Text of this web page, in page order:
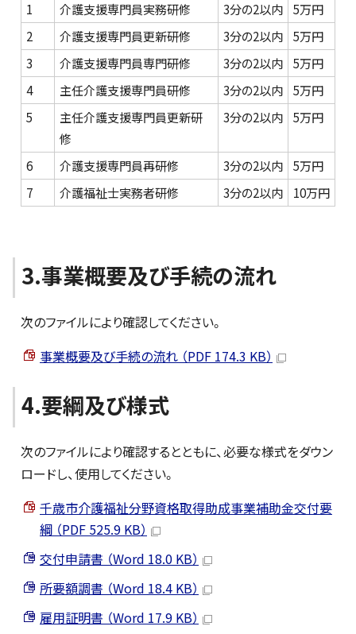
1 介護支援専門員実務研修 3分の2以内 5万円
2
介護支援専門員更新研修 3分の2以内 5万円
3
介護支援専門員専門研修 3分の2以内 5万円
4
主任介護支援専門員研修 3分の2以内 5万円
5
主任介護支援専門員更新研
修
3分の2以内 5万円
6 介護支援専門員再研修 3分の2以内 5万円
7
介護福祉士実務者研修 3分の2以内 10万円
3.事業概要及び手続の流れ
次のファイルにより確認してください。
事業概要及び手続の流れ （PDF 174.3 KB）
4.要綱及び様式
次のファイルにより確認するとともに、必要な様式をダウン
ロードし、使用してください。
千歳市介護福祉分野資格取得助成事業補助金交付要
綱 （PDF 525.9 KB）
交付申請書 （Word 18.0 KB）
所要額調書 （Word 18.4 KB）
雇用証明書 （Word 17.9 KB）